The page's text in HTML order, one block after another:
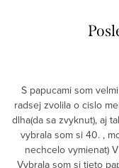
S papucami som
radsej zvolila o cislo
dlha(da sa zvyknut), aj
vybrala som si 40. ,
nechcelo vymienat)
Vybrala som si tieto